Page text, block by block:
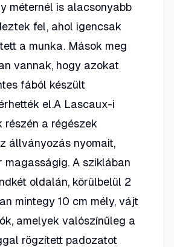
méternél is alacsonyabb
fel, ahol igencsak
a munka. Mások meg
vannak, hogy azokat
fából készült
el.A Lascaux-i
részén a régészek
állványozás nyomait,
magasságig. A sziklában
oldalán, körülbelül 2
mintegy 10 cm mély, vájt
amelyek valószínűleg a
rögzített padozatot